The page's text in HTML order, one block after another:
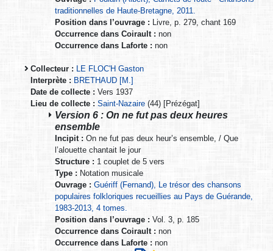
traditionnelles de Haute-Bretagne, 2011.
Position dans l’ouvrage : Livre, p. 279, chant 169
Occurrence dans Coirault : non
Occurrence dans Laforte : non
Collecteur : LE FLOC'H Gaston
Interprète : BRETHAUD [M.]
Date de collecte : Vers 1937
Lieu de collecte : Saint-Nazaire (44) [Prézégat]
Version 6 : On ne fut pas deux heures
ensemble
Incipit : On ne fut pas deux heur’s ensemble, / Que
l’alouette chantait le jour
Structure : 1 couplet de 5 vers
Type : Notation musicale
Ouvrage : Guériff (Fernand), Le trésor des chansons
populaires folkloriques recueillies au Pays de Guérande,
1983-2013, 4 tomes.
Position dans l’ouvrage : Vol. 3, p. 185
Occurrence dans Coirault : non
Occurrence dans Laforte : non